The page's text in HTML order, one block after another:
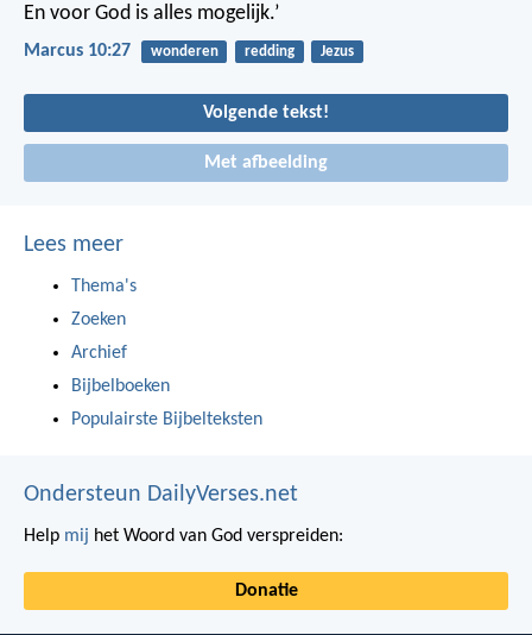
En voor God is alles mogelijk.’
Marcus 10:27 wonderen redding Jezus
Volgende tekst!
Met afbeelding
Lees meer
Thema's
Zoeken
Archief
Bijbelboeken
Populairste Bijbelteksten
Ondersteun DailyVerses.net
Help mij het Woord van God verspreiden:
Donatie